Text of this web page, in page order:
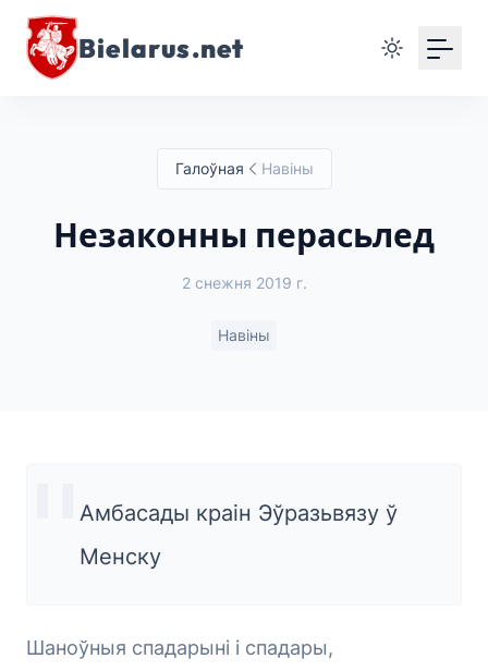
Bielarus.net
Галоўная Навіны
Незаконны перасьлед
2 снежня 2019 г.
Навіны
Амбасады краін Эўразьвязу ў
Менску
Шаноўныя спадарыні і спадары,